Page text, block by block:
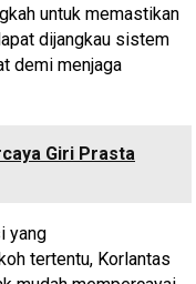
untuk memastikan
dijangkau sistem
demi menjaga
Giri Prasta
yang
tertentu, Korlantas